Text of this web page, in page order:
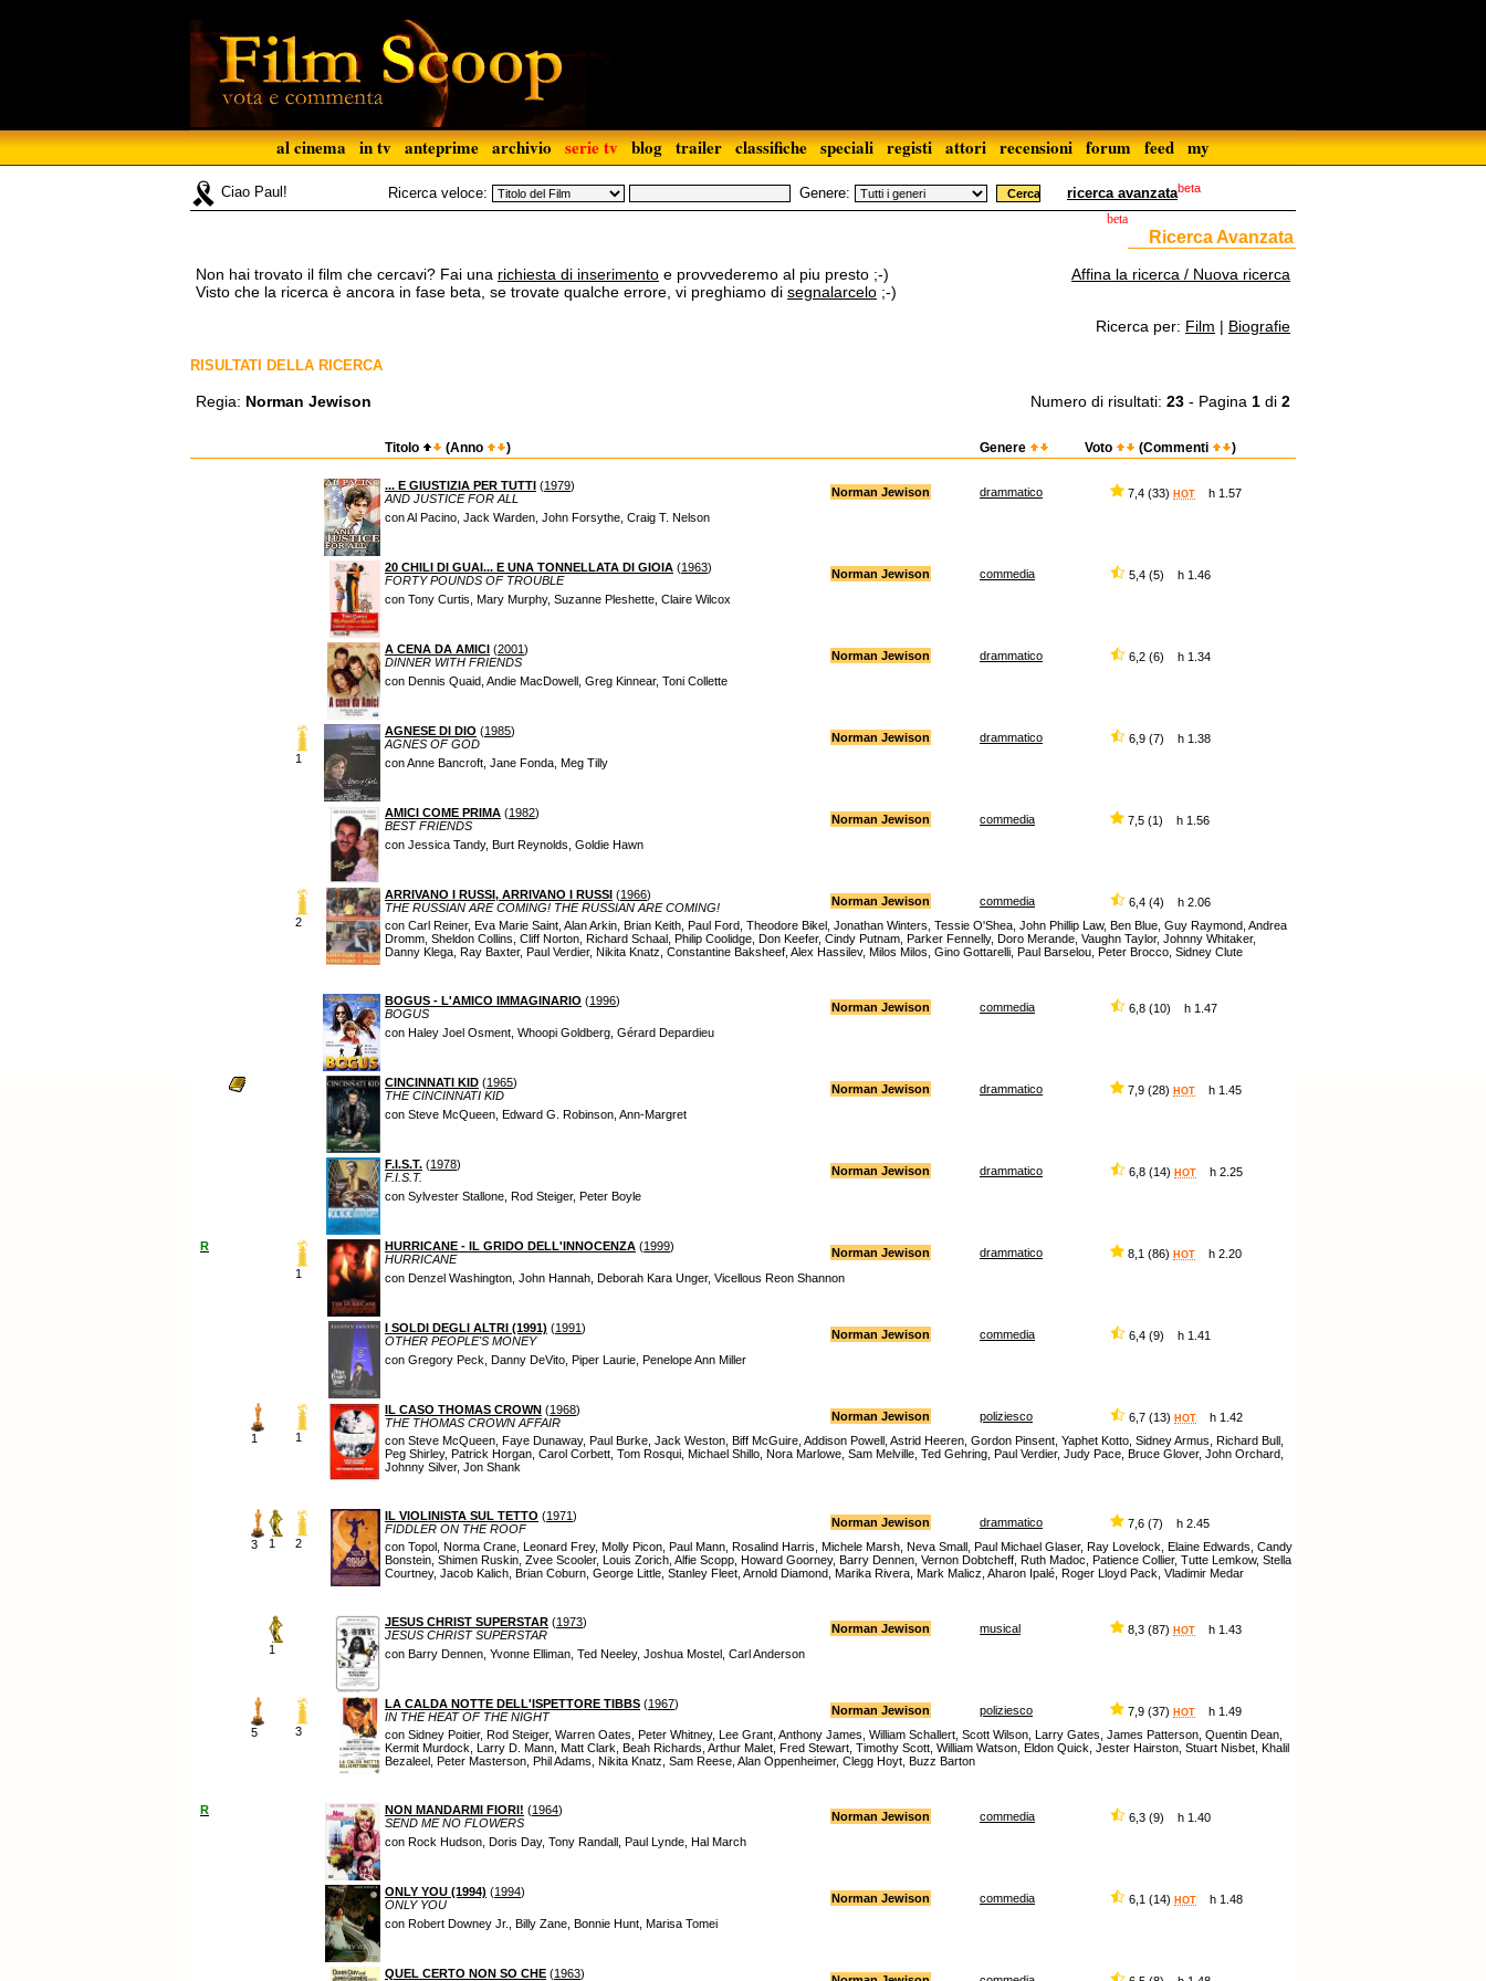
al cinema in tv anteprime archivio serie tv blog trailer classifiche speciali registi attori recensioni forum feed my
Ciao Paul! Ricerca veloce: Genere: ricerca avanzatabeta
Ricerca Avanzata
beta
Affina la ricerca / Nuova ricerca
Non hai trovato il film che cercavi? Fai una richiesta di inserimento e provvederemo al piu presto ;-)
Visto che la ricerca è ancora in fase beta, se trovate qualche errore, vi preghiamo di segnalarcelo ;-)
Ricerca per: Film | Biografie
RISULTATI DELLA RICERCA
Numero di risultati: 23 - Pagina 1 di 2
Regia: Norman Jewison
Titolo (Anno ) Genere Voto (Commenti )
... E GIUSTIZIA PER TUTTI (1979)
AND JUSTICE FOR ALL
Norman Jewison drammatico 7,4 (33) HOT h 1.57
con Al Pacino, Jack Warden, John Forsythe, Craig T. Nelson
20 CHILI DI GUAI... E UNA TONNELLATA DI GIOIA (1963)
FORTY POUNDS OF TROUBLE
Norman Jewison commedia
5,4 (5) h 1.46
con Tony Curtis, Mary Murphy, Suzanne Pleshette, Claire Wilcox
A CENA DA AMICI (2001)
DINNER WITH FRIENDS
Norman Jewison drammatico
6,2 (6) h 1.34
con Dennis Quaid, Andie MacDowell, Greg Kinnear, Toni Collette
1
AGNESE DI DIO (1985)
AGNES OF GOD
Norman Jewison drammatico
6,9 (7) h 1.38
con Anne Bancroft, Jane Fonda, Meg Tilly
AMICI COME PRIMA (1982)
BEST FRIENDS
Norman Jewison commedia
7,5 (1) h 1.56
con Jessica Tandy, Burt Reynolds, Goldie Hawn
2
ARRIVANO I RUSSI, ARRIVANO I RUSSI (1966)
THE RUSSIAN ARE COMING! THE RUSSIAN ARE COMING!
Norman Jewison commedia
6,4 (4) h 2.06
con Carl Reiner, Eva Marie Saint, Alan Arkin, Brian Keith, Paul Ford, Theodore Bikel, Jonathan Winters, Tessie O'Shea, John Phillip Law, Ben Blue, Guy Raymond, Andrea
Dromm, Sheldon Collins, Cliff Norton, Richard Schaal, Philip Coolidge, Don Keefer, Cindy Putnam, Parker Fennelly, Doro Merande, Vaughn Taylor, Johnny Whitaker,
Danny Klega, Ray Baxter, Paul Verdier, Nikita Knatz, Constantine Baksheef, Alex Hassilev, Milos Milos, Gino Gottarelli, Paul Barselou, Peter Brocco, Sidney Clute
BOGUS - L'AMICO IMMAGINARIO (1996)
BOGUS
Norman Jewison commedia
6,8 (10) h 1.47
con Haley Joel Osment, Whoopi Goldberg, Gérard Depardieu
CINCINNATI KID (1965)
THE CINCINNATI KID
Norman Jewison drammatico 7,9 (28) HOT h 1.45
con Steve McQueen, Edward G. Robinson, Ann-Margret
F.I.S.T. (1978)
F.I.S.T.
Norman Jewison drammatico 6,8 (14) HOT h 2.25
con Sylvester Stallone, Rod Steiger, Peter Boyle
R
1
HURRICANE - IL GRIDO DELL'INNOCENZA (1999)
HURRICANE
Norman Jewison drammatico 8,1 (86) HOT h 2.20
con Denzel Washington, John Hannah, Deborah Kara Unger, Vicellous Reon Shannon
I SOLDI DEGLI ALTRI (1991) (1991)
OTHER PEOPLE'S MONEY
Norman Jewison commedia
6,4 (9) h 1.41
con Gregory Peck, Danny DeVito, Piper Laurie, Penelope Ann Miller
1 1
IL CASO THOMAS CROWN (1968)
THE THOMAS CROWN AFFAIR
Norman Jewison poliziesco 6,7 (13) HOT h 1.42
con Steve McQueen, Faye Dunaway, Paul Burke, Jack Weston, Biff McGuire, Addison Powell, Astrid Heeren, Gordon Pinsent, Yaphet Kotto, Sidney Armus, Richard Bull,
Peg Shirley, Patrick Horgan, Carol Corbett, Tom Rosqui, Michael Shillo, Nora Marlowe, Sam Melville, Ted Gehring, Paul Verdier, Judy Pace, Bruce Glover, John Orchard,
Johnny Silver, Jon Shank
3 1 2
IL VIOLINISTA SUL TETTO (1971)
FIDDLER ON THE ROOF
Norman Jewison drammatico
7,6 (7) h 2.45
con Topol, Norma Crane, Leonard Frey, Molly Picon, Paul Mann, Rosalind Harris, Michele Marsh, Neva Small, Paul Michael Glaser, Ray Lovelock, Elaine Edwards, Candy
Bonstein, Shimen Ruskin, Zvee Scooler, Louis Zorich, Alfie Scopp, Howard Goorney, Barry Dennen, Vernon Dobtcheff, Ruth Madoc, Patience Collier, Tutte Lemkow, Stella
Courtney, Jacob Kalich, Brian Coburn, George Little, Stanley Fleet, Arnold Diamond, Marika Rivera, Mark Malicz, Aharon Ipalé, Roger Lloyd Pack, Vladimir Medar
1
JESUS CHRIST SUPERSTAR (1973)
JESUS CHRIST SUPERSTAR
Norman Jewison musical 8,3 (87) HOT h 1.43
con Barry Dennen, Yvonne Elliman, Ted Neeley, Joshua Mostel, Carl Anderson
5 3
LA CALDA NOTTE DELL'ISPETTORE TIBBS (1967)
IN THE HEAT OF THE NIGHT
Norman Jewison poliziesco 7,9 (37) HOT h 1.49
con Sidney Poitier, Rod Steiger, Warren Oates, Peter Whitney, Lee Grant, Anthony James, William Schallert, Scott Wilson, Larry Gates, James Patterson, Quentin Dean,
Kermit Murdock, Larry D. Mann, Matt Clark, Beah Richards, Arthur Malet, Fred Stewart, Timothy Scott, William Watson, Eldon Quick, Jester Hairston, Stuart Nisbet, Khalil
Bezaleel, Peter Masterson, Phil Adams, Nikita Knatz, Sam Reese, Alan Oppenheimer, Clegg Hoyt, Buzz Barton
R NON MANDARMI FIORI! (1964)
SEND ME NO FLOWERS
Norman Jewison commedia
6,3 (9) h 1.40
con Rock Hudson, Doris Day, Tony Randall, Paul Lynde, Hal March
ONLY YOU (1994) (1994)
ONLY YOU
Norman Jewison commedia 6,1 (14) HOT h 1.48
con Robert Downey Jr., Billy Zane, Bonnie Hunt, Marisa Tomei
QUEL CERTO NON SO CHE (1963)